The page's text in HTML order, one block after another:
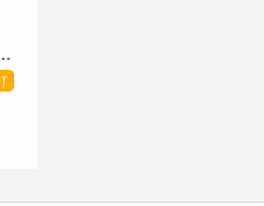
重型六轴四面刨